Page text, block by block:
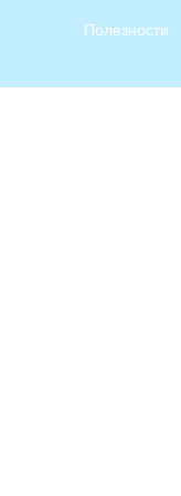
Полезности